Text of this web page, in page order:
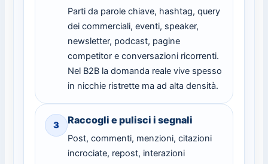
Parti da parole chiave, hashtag, query
dei commerciali, eventi, speaker,
newsletter, podcast, pagine
competitor e conversazioni ricorrenti.
Nel B2B la domanda reale vive spesso
in nicchie ristrette ma ad alta densità.
3 Raccogli e pulisci i segnali
Post, commenti, menzioni, citazioni
incrociate, repost, interazioni